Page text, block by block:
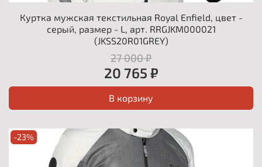
Куртка мужская текстильная Royal Enfield, цвет -
серый, размер - L, арт. RRGJKM000021
(JKSS20R01GREY)
27 000 ₽
20 765 ₽
В корзину
-23%